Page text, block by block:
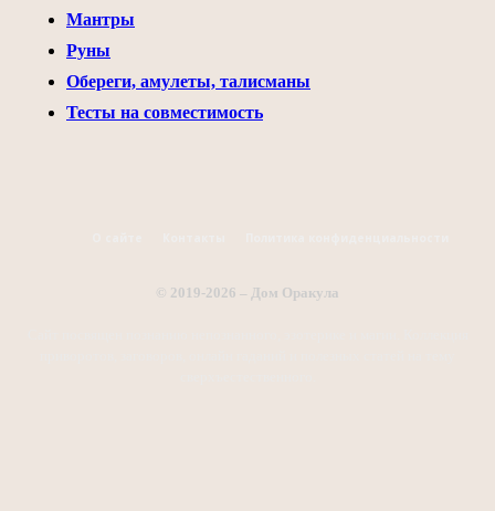
Мантры
Руны
Обереги, амулеты, талисманы
Тесты на совместимость
© 2019-2026 – Дом Оракула